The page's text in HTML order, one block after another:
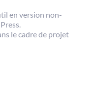
en version non-
le cadre de projet